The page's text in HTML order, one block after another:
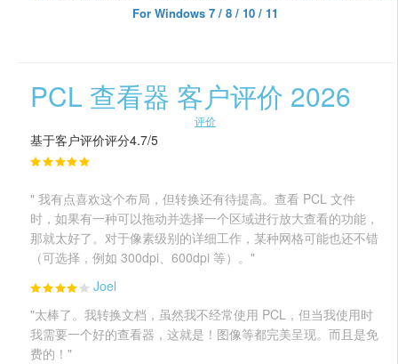
For Windows 7 / 8 / 10 / 11
PCL 查看器 客户评价 2026
评价
基于客户评价评分4.7/5
" 我有点喜欢这个布局，但转换还有待提高。查看 PCL 文件
时，如果有一种可以拖动并选择一个区域进行放大查看的功能，
那就太好了。对于像素级别的详细工作，某种网格可能也还不错
（可选择，例如 300dpi、600dpi 等）。"
Joel
"太棒了。我转换文档，虽然我不经常使用 PCL，但当我使用时
我需要一个好的查看器，这就是！图像等都完美呈现。而且是免
费的！"